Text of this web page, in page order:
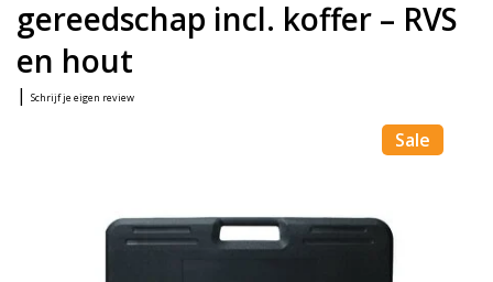
gereedschap incl. koffer – RVS
en hout
| Schrijf je eigen review
Sale